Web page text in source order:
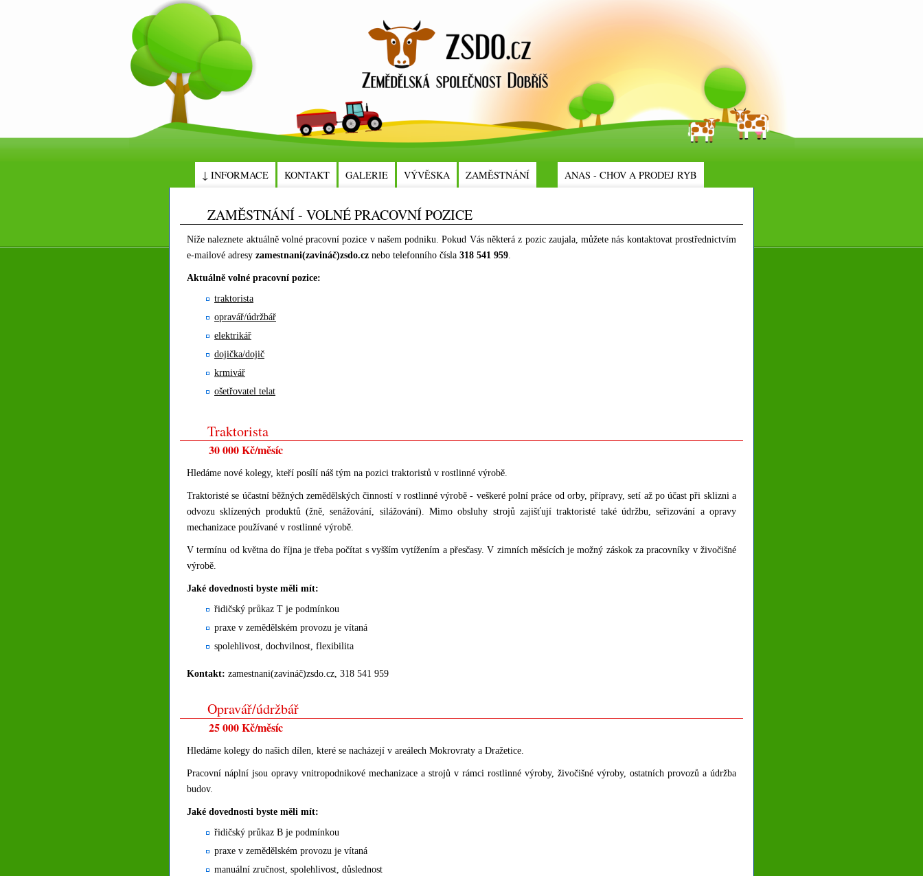
↓ INFORMACE KONTAKT GALERIE VÝVĚSKA ZAMĚSTNÁNÍ ANAS - CHOV A PRODEJ RYB
ZAMĚSTNÁNÍ - VOLNÉ PRACOVNÍ POZICE
Níže naleznete aktuálně volné pracovní pozice v našem podniku. Pokud Vás některá z pozic zaujala, můžete nás kontaktovat prostřednictvím
e-mailové adresy zamestnani(zavináč)zsdo.cz nebo telefonního čísla 318 541 959
Aktuálně volné pracovní pozice:
traktorista
opravář/údržbář
elektrikář
dojička/dojič
krmivář
ošetřovatel telat
Traktorista
30 000 Kč/měsíc
Hledáme nové kolegy, kteří posílí náš tým na pozici traktoristů v rostlinné výrobě.
Traktoristé se účastní běžných zemědělských činností v rostlinné výrobě - veškeré polní práce od orby, přípravy, setí až po účast při sklizni a
odvozu sklízených produktů (žně, senážování, silážování). Mimo obsluhy strojů zajišťují traktoristé také údržbu, seřizování a opravy
mechanizace používané v rostlinné výrobě.
V termínu od května do října je třeba počítat s vyšším vytížením a přesčasy. V zimních měsících je možný záskok za pracovníky v živočišné
výrobě.
Jaké dovednosti byste měli mít:
řidičský průkaz T je podmínkou
praxe v zemědělském provozu je vítaná
spolehlivost, dochvilnost, flexibilita
Kontakt: zamestnani(zavináč)zsdo.cz, 318 541 959
Opravář/údržbář
25 000 Kč/měsíc
Hledáme kolegy do našich dílen, které se nacházejí v areálech Mokrovraty a Dražetice.
Pracovní náplní jsou opravy vnitropodnikové mechanizace a strojů v rámci rostlinné výroby, živočišné výroby, ostatních provozů a údržba
budov.
Jaké dovednosti byste měli mít:
řidičský průkaz B je podmínkou
praxe v zemědělském provozu je vítaná
manuální zručnost, spolehlivost, důslednost